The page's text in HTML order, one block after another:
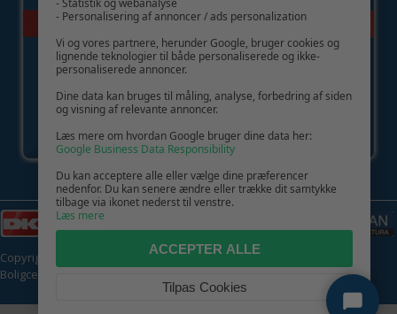
Copyright © 2026 | CVR: DK41222093 | Alle rettigheder forbeholdes |
Boligcenter.dk
- Statistik og webanalyse
- Personalisering af annoncer / ads personalization
Vi og vores partnere, herunder Google, bruger cookies og
lignende teknologier til både personaliserede og ikke-
personaliserede annoncer.
Dine data kan bruges til måling, analyse, forbedring af siden
og visning af relevante annoncer.
Læs mere om hvordan Google bruger dine data her:
Google Business Data Responsibility
Du kan acceptere alle eller vælge dine præferencer
nedenfor. Du kan senere ændre eller trække dit samtykke
tilbage via ikonet nederst til venstre.
Læs mere
ACCEPTER ALLE
Tilpas Cookies